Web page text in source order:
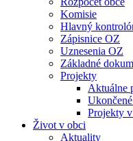
Komisie
Hlavný
Zápisnice OZ
Uznesenia OZ
Základné
Projekty
Aktuálne
Projekty
Život v obci
Aktuality